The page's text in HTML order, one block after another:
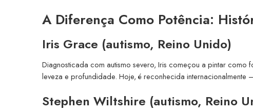
A Diferença Como Potência:
Iris Grace (autismo, Reino Unido)
Diagnosticada com autismo severo, Iris começou a pintar
leveza e profundidade. Hoje, é reconhecida
Stephen Wiltshire (autismo, Reino